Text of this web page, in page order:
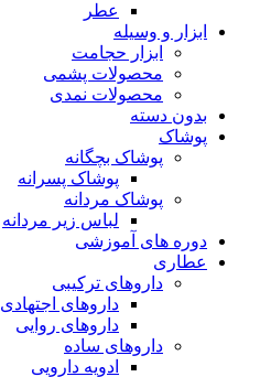
عطر
ابزار و وسیله
ابزار حجامت
محصولات پشمی
محصولات نمدی
بدون دسته
پوشاک
پوشاک بچگانه
پوشاک پسرانه
پوشاک مردانه
لباس زیر مردانه
دوره های آموزشی
عطاری
داروهای ترکیبی
داروهای اجتهادی
داروهای روایی
داروهای ساده
ادویه دارویی